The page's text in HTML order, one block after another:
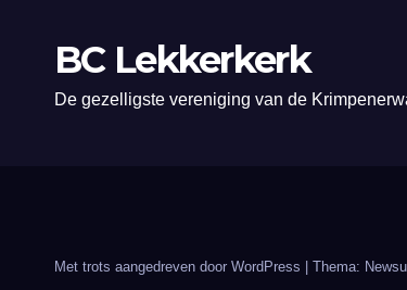
BC Lekkerkerk
De gezelligste vereniging van de
Met trots aangedreven door WordPress | Thema: